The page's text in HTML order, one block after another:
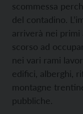
scommessa
del contadino.
arriverà nei primi
scorso ad
nei vari rami
edifici, alberghi,
montagne
pubbliche.